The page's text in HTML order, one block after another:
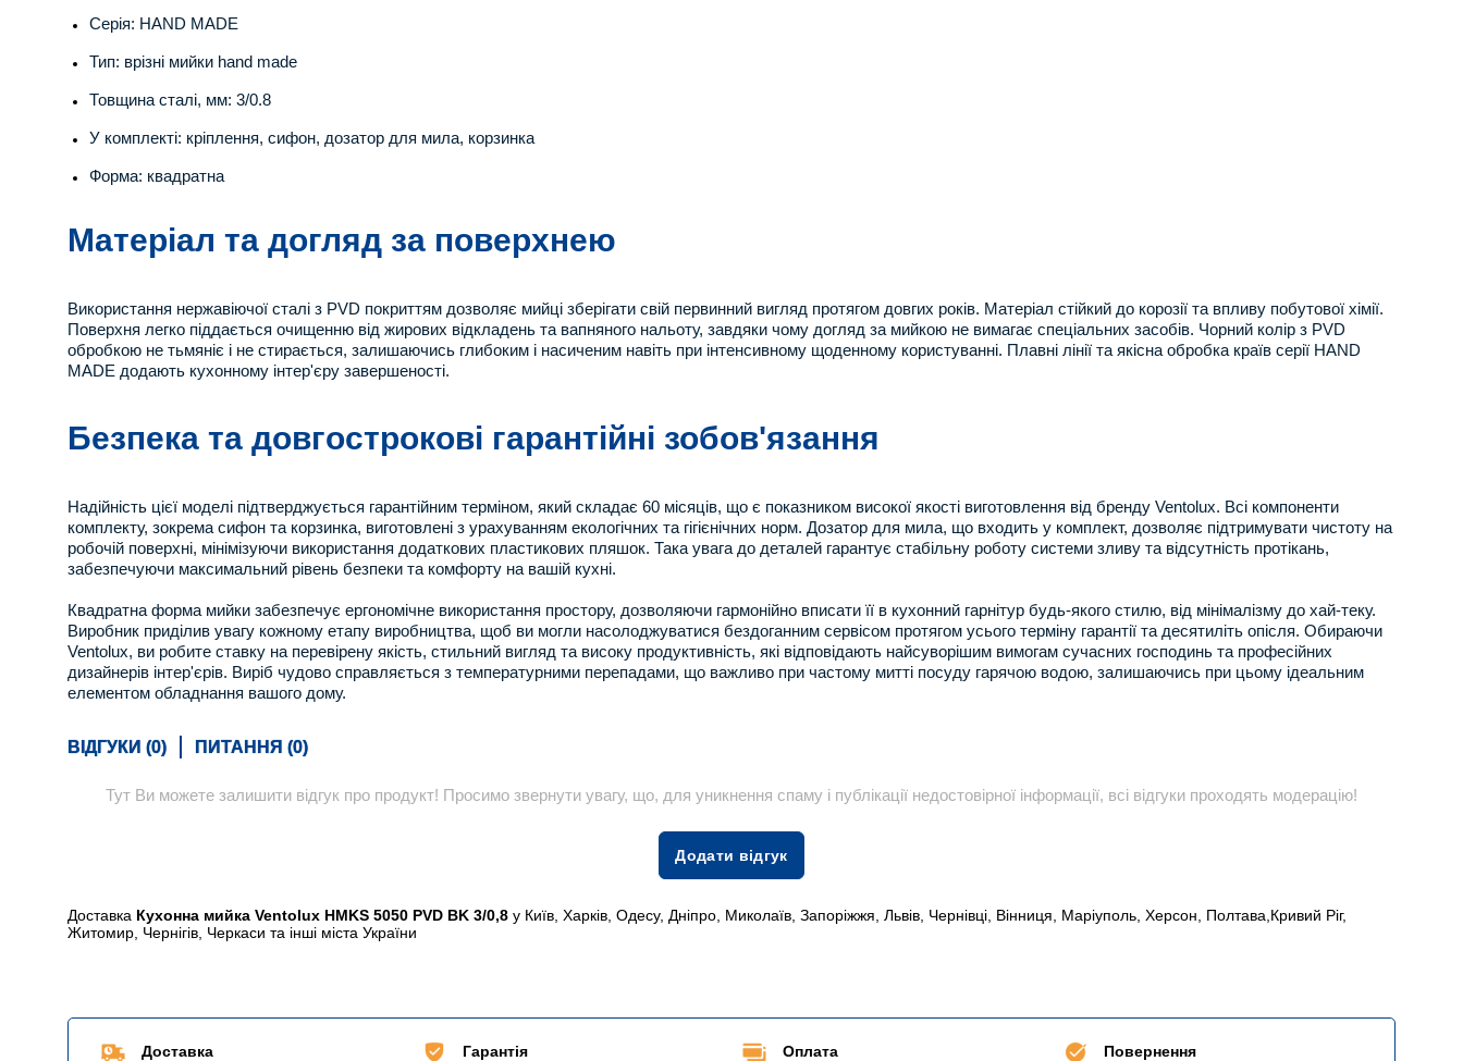
Серія: HAND MADE
Тип: врізні мийки hand made
Товщина сталі, мм: 3/0.8
У комплекті: кріплення, сифон, дозатор для мила, корзинка
Форма: квадратна
Матеріал та догляд за поверхнею
Використання нержавіючої сталі з PVD покриттям дозволяє мийці зберігати свій первинний вигляд протягом довгих років. Матеріал стійкий до корозії та впливу побутової хімії.
Поверхня легко піддається очищенню від жирових відкладень та вапняного нальоту, завдяки чому догляд за мийкою не вимагає спеціальних засобів. Чорний колір з PVD
обробкою не тьмяніє і не стирається, залишаючись глибоким і насиченим навіть при інтенсивному щоденному користуванні. Плавні лінії та якісна обробка країв серії HAND
MADE додають кухонному інтер'єру завершеності.
Безпека та довгострокові гарантійні зобов'язання
Надійність цієї моделі підтверджується гарантійним терміном, який складає 60 місяців, що є показником високої якості виготовлення від бренду Ventolux. Всі компоненти
комплекту, зокрема сифон та корзинка, виготовлені з урахуванням екологічних та гігієнічних норм. Дозатор для мила, що входить у комплект, дозволяє підтримувати чистоту на
робочій поверхні, мінімізуючи використання додаткових пластикових пляшок. Така увага до деталей гарантує стабільну роботу системи зливу та відсутність протікань,
забезпечуючи максимальний рівень безпеки та комфорту на вашій кухні.
Квадратна форма мийки забезпечує ергономічне використання простору, дозволяючи гармонійно вписати її в кухонний гарнітур будь-якого стилю, від мінімалізму до хай-теку.
Виробник приділив увагу кожному етапу виробництва, щоб ви могли насолоджуватися бездоганним сервісом протягом усього терміну гарантії та десятиліть опісля. Обираючи
Ventolux, ви робите ставку на перевірену якість, стильний вигляд та високу продуктивність, які відповідають найсуворішим вимогам сучасних господинь та професійних
дизайнерів інтер'єрів. Виріб чудово справляється з температурними перепадами, що важливо при частому митті посуду гарячою водою, залишаючись при цьому ідеальним
елементом обладнання вашого дому.
ВІДГУКИ (0) ПИТАННЯ (0)
Тут Ви можете залишити відгук про продукт! Просимо звернути увагу, що, для уникнення спаму і публікації недостовірної інформації, всі відгуки проходять модерацію!
Додати відгук
Доставка Кухонна мийка Ventolux HMKS 5050 PVD BK 3/0,8 у Київ, Харків, Одесу, Дніпро, Миколаїв, Запоріжжя, Львів, Чернівці, Вінниця, Маріуполь, Херсон, Полтава,Кривий Ріг,
Житомир, Чернігів, Черкаси та інші міста України
Доставка Гарантія Оплата Повернення